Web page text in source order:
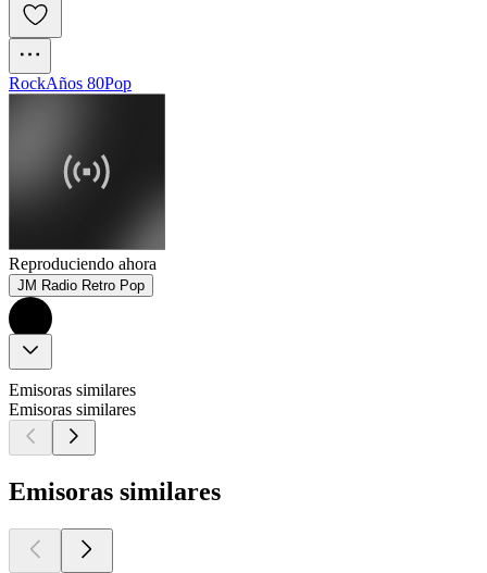
RockAños 80Pop
Reproduciendo ahora
JM Radio Retro Pop
Emisoras similares
Emisoras similares
Emisoras similares